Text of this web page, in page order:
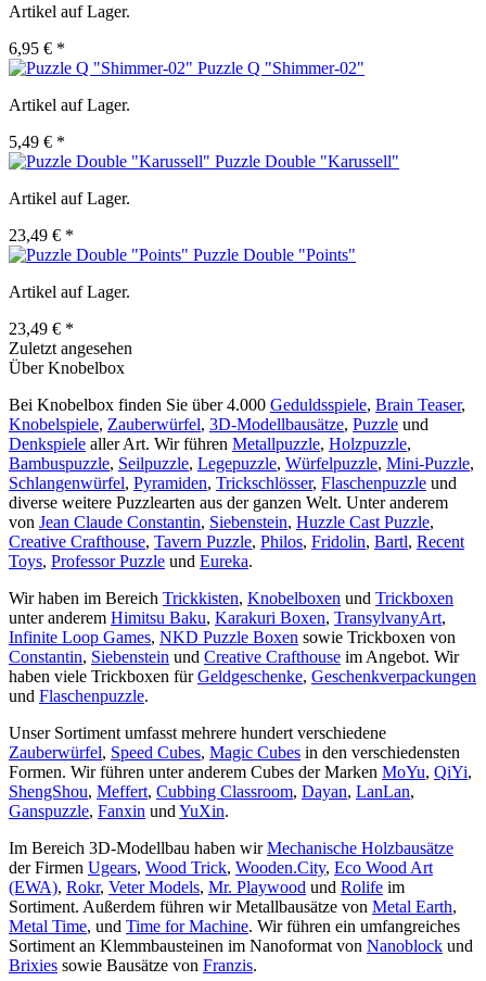
Artikel auf Lager.
6,95 € *
Puzzle Q "Shimmer-02"
Artikel auf Lager.
5,49 € *
Puzzle Double "Karussell"
Artikel auf Lager.
23,49 € *
Puzzle Double "Points"
Artikel auf Lager.
23,49 € *
Zuletzt angesehen
Über Knobelbox
Bei Knobelbox finden Sie über 4.000 Geduldsspiele, Brain Teaser,
Knobelspiele, Zauberwürfel, 3D-Modellbausätze, Puzzle und
Denkspiele aller Art. Wir führen Metallpuzzle, Holzpuzzle,
Bambuspuzzle, Seilpuzzle, Legepuzzle, Würfelpuzzle, Mini-Puzzle,
Schlangenwürfel, Pyramiden, Trickschlösser, Flaschenpuzzle und
diverse weitere Puzzlearten aus der ganzen Welt. Unter anderem
von Jean Claude Constantin, Siebenstein, Huzzle Cast Puzzle,
Creative Crafthouse, Tavern Puzzle, Philos, Fridolin, Bartl, Recent
Toys, Professor Puzzle und Eureka.
Wir haben im Bereich Trickkisten, Knobelboxen und Trickboxen
unter anderem Himitsu Baku, Karakuri Boxen, TransylvanyArt,
Infinite Loop Games, NKD Puzzle Boxen sowie Trickboxen von
Constantin, Siebenstein und Creative Crafthouse im Angebot. Wir
haben viele Trickboxen fürGeldgeschenke, Geschenkverpackungen
und Flaschenpuzzle.
Unser Sortiment umfasst mehrere hundert verschiedene
Zauberwürfel, Speed Cubes, Magic Cubes in den verschiedensten
Formen. Wir führen unter anderem Cubes der Marken MoYu, QiYi,
ShengShou, Meffert, Cubbing Classroom, Dayan, LanLan,
Ganspuzzle, Fanxin und YuXin.
Im Bereich 3D-Modellbau haben wirMechanische Holzbausätze
der Firmen Ugears, Wood Trick, Wooden.City, Eco Wood Art
(EWA), Rokr, Veter Models, Mr. Playwood und Rolife im
Sortiment. Außerdem führen wir Metallbausätze von Metal Earth,
Metal Time, und Time for Machine. Wir führen ein umfangreiches
Sortiment an Klemmbausteinen im Nanoformat von Nanoblock und
Brixies sowie Bausätze von Franzis.